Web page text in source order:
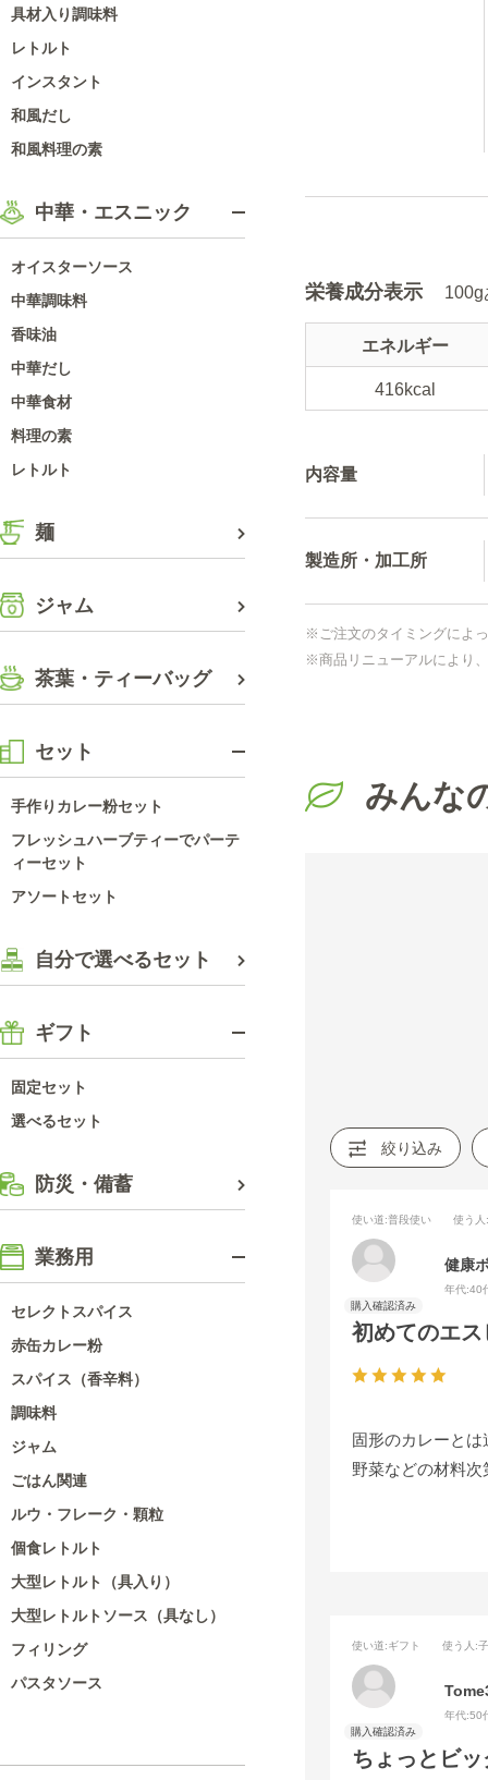
具材入り調味料
レトルト
インスタント
和風だし
和風料理の素
中華・エスニック
オイスターソース
中華調味料
香味油
中華だし
中華食材
料理の素
レトルト
麺
ジャム
茶葉・ティーバッグ
セット
手作りカレー粉セット
フレッシュハーブティーでパーテ
ィーセット
アソートセット
自分で選べるセット
ギフト
固定セット
選べるセット
防災・備蓄
業務用
セレクトスパイス
赤缶カレー粉
スパイス（香辛料）
調味料
ジャム
ごはん関連
ルウ・フレーク・顆粒
個食レトルト
大型レトルト（具入り）
大型レトルトソース（具なし）
フィリング
パスタソース
栄養成分表示 100g
エネルギー
416kcal
内容量
製造所・加工所
※ご注文のタイミングによ
※商品リニューアルにより
みんな
絞り込み
初めてのエ
使い道:普段使い 使う人
健康
年代:40
固形のカレーと
野菜などの材料
ちょっとビ
使い道:ギフト 使う人 :
年代:50